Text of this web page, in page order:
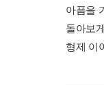
아픔을
돌아보
형제 이